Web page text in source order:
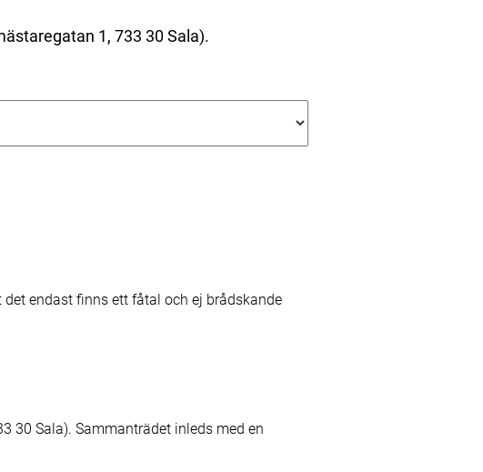
1, 733 30 Sala).
endast finns ett fåtal och ej brådskande
30 Sala). Sammanträdet inleds med en